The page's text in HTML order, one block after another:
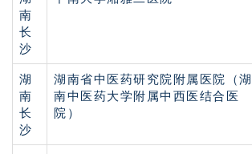
南
长
沙
湖
南
长
沙
湖南省中医药研究院附属医院（湖
南中医药大学附属中西医结合医
院）